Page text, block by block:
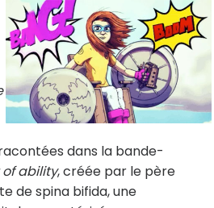
dans la bande-
ability, créée par le père
de spina bifida, une